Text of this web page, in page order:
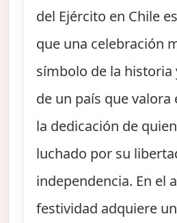
del Ejército en Chile
que una celebración
símbolo de la historia
de un país que valora
la dedicación de
luchado por su
independencia. En el
festividad adquiere